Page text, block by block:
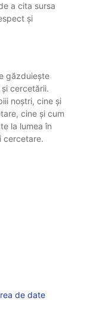
a cita sursa
și
găzduiește
cercetării.
noștri, cine și
cine și cum
la lumea în
cercetare.
de date